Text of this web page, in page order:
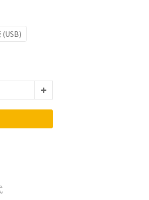
(USB)